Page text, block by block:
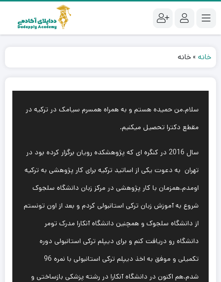
خانه »خانه
سلام.من حمیده هستم و به همراه همسرم سیامک در ترکیه در
مقطع دکترا تحصیل میکنیم.
سال 2016 در کنگره ای که پژوهشکده رویان برگزار کرده بود در
تهران به دعوت یکی از اساتید ترکیه برای کار پژوهشی به ترکیه
اومدم.همزمان با کار پژوهشی در مرکز زبان دانشگاه سلجوک
شروع به آموزش زبان ترکی استانبولی کردم و بعد از اون تونستم
از دانشگاه سلجوک و همچنین دانشگاه آنکارا مدرک تومر
دانشگاه رو دریافت کنم و برای دیپلم ترکی استانبولی دوره
تکمیلی و موفق به اخذ دیپلم ترکی استانبولی با نمره 96
شدم.هم اکنون در دانشگاه آنکارا در رشته پزشکی بازساختی و